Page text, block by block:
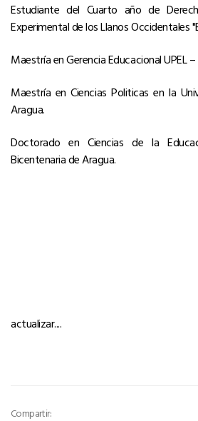
Estudiante del Cuarto año de
Experimental de los Llanos Occidentales
Maestría en Gerencia Educacional UPEL
Maestría en Ciencias Politicas en la
Aragua.
Doctorado en Ciencias de la
Bicentenaria de Aragua.
actualizar....
Compartir: